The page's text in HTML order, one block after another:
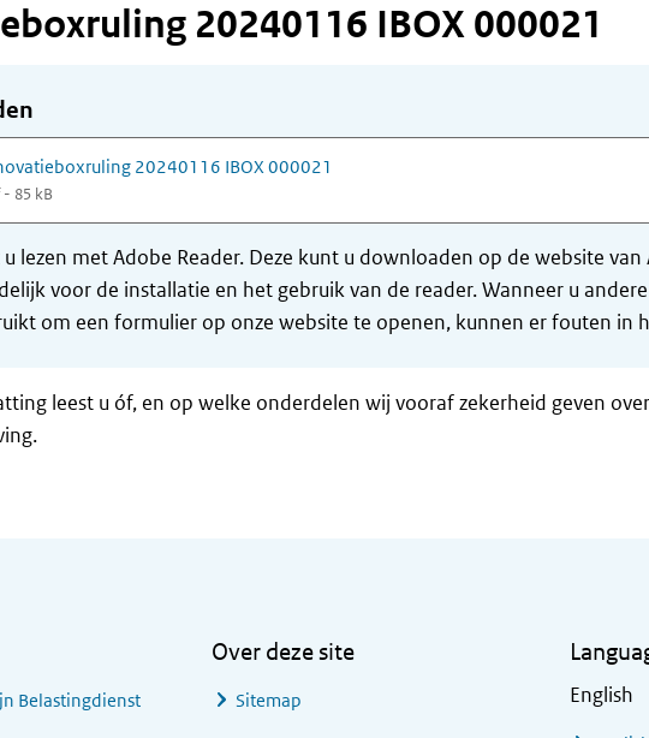
20240116 IBOX 000021
20240116 IBOX 000021
- 85 kB
lezen met Adobe Reader. Deze kunt u downloaden op de website
voor de installatie en het gebruik van de reader. Wanneer u
om een formulier op onze website te openen, kunnen er fouten in
leest u óf, en op welke onderdelen wij vooraf zekerheid geven
Belastingdienst
Over deze site
Sitemap
English